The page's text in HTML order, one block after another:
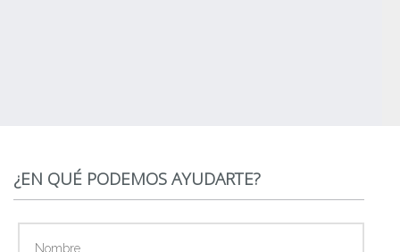
¿EN QUÉ PODEMOS AYUDARTE?